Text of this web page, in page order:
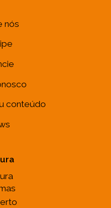
nós
conteúdo